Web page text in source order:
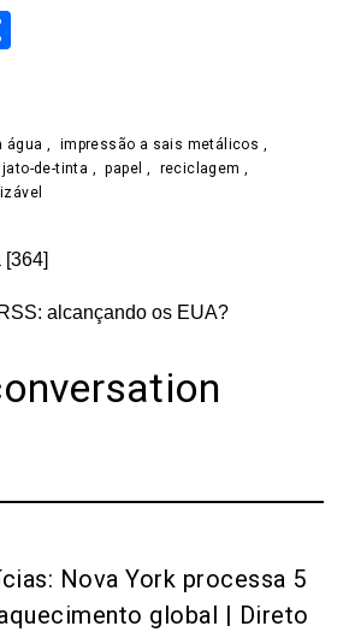
água, impressão a sais metálicos ,
jato-de-tinta , papel , reciclagem,
[364]
alcançando os EUA?
Nova York processa 5
global | Direto